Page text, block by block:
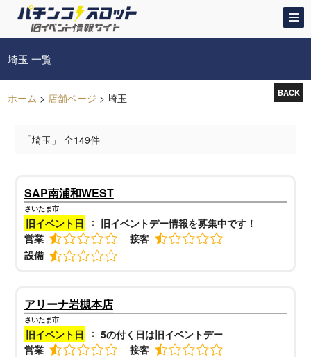
埼玉 一覧
ホーム > 店舗ページ >埼玉 BACK
「埼玉」 全149件
SAP南浦和WEST
さいたま市
旧イベント日 ： 旧イベントデー情報を募集中です！
営業
接客
設備
アリーナ岩槻本店
さいたま市
旧イベント日 ： 5の付く日は旧イベントデー
営業
接客